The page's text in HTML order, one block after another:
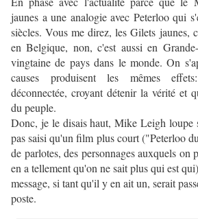
jaunes a une analogie avec Peterloo qui
siècles. Vous me direz, les Gilets jaunes,
en Belgique, non, c'est aussi en
vingtaine de pays dans le monde. On
causes produisent les mêmes
déconnectée, croyant détenir la vérité et
du peuple.
Donc, je le disais haut, Mike Leigh loupe
pas saisi qu'un film plus court ("Peterloo
de parlotes, des personnages auxquels
en a tellement qu'on ne sait plus qui est
message, si tant qu'il y en ait un, serait
poste.